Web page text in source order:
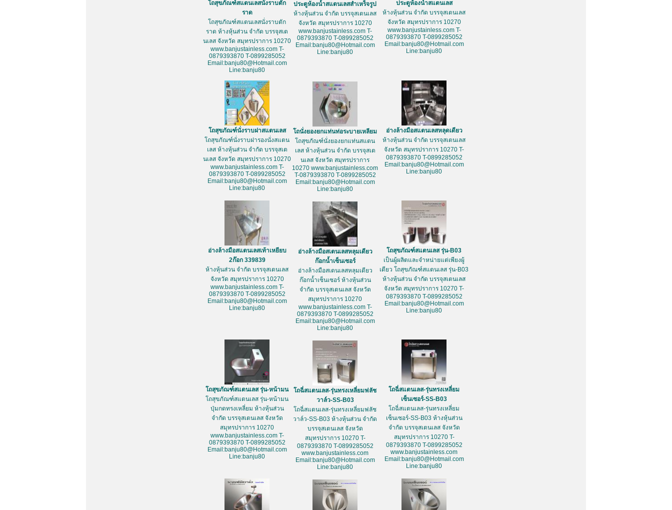
โถสุขภัณฑ์สแตนเลสนั่งราบตัก
ราด
โถสุขภัณฑ์สแตนเลสนั่งราบตัก
ราด ห้างหุ้นส่วน จำกัด บรรจุสเต
นเลส จังหวัด สมุทรปราการ 10270
www.banjustainless.com T-
0879393870 T-0899285052
Email:banju80@Hotmail.com
Line:banju80
ประตูห้องน้ำสแตนเลสสำเหร็จรูป
ห้างหุ้นส่วน จำกัด บรรจุสเตนเลส
จังหวัด สมุทรปราการ 10270
www.banjustainless.com T-
0879393870 T-0899285052
Email:banju80@Hotmail.com
Line:banju80
ประตูห้องน้ำสแตนเลส
ห้างหุ้นส่วน จำกัด บรรจุสเตนเลส
จังหวัด สมุทรปราการ 10270
www.banjustainless.com T-
0879393870 T-0899285052
Email:banju80@Hotmail.com
Line:banju80
โถสุขภัณฑ์นั่งราบฝาสแตนเลส
โถสุขภัณฑ์นั่งราบฝารองนั่งสแตน
เลส ห้างหุ้นส่วน จำกัด บรรจุสเต
นเลส จังหวัด สมุทรปราการ 10270
www.banjustainless.com T-
0879393870 T-0899285052
Email:banju80@Hotmail.com
Line:banju80
โถนั่งยองยกแท่นท่อระบายเหลียม
โถสุขภัณฑ์นั่งยองยกแท่นสแตน
เลส ห้างหุ้นส่วน จำกัด บรรจุสเต
นเลส จังหวัด สมุทรปราการ
10270 www.banjustainless.com
T-0879393870 T-0899285052
Email:banju80@Hotmail.com
Line:banju80
อ่างล้างมือสแตนเลสหลุดเดียว
ห้างหุ้นส่วน จำกัด บรรจุสเตนเลส
จังหวัด สมุทรปราการ 10270 T-
0879393870 T-0899285052
Email:banju80@Hotmail.com
Line:banju80
อ่างล้างมือสแตนเลสเท้าเหยียบ
2ก๊อก 339839
ห้างหุ้นส่วน จำกัด บรรจุสเตนเลส
จังหวัด สมุทรปราการ 10270
www.banjustainless.com T-
0879393870 T-0899285052
Email:banju80@Hotmail.com
Line:banju80
อ่างล้างมือสเตนเลสหลุมเดียว
ก๊อกน้ำเซ็นเซอร์
อ่างล้างมือสเตนเลสหลุมเดียว
ก๊อกน้ำเซ็นเซอร์ ห้างหุ้นส่วน
จำกัด บรรจุสเตนเลส จังหวัด
สมุทรปราการ 10270
www.banjustainless.com T-
0879393870 T-0899285052
Email:banju80@Hotmail.com
Line:banju80
โถสุขภัณฑ์สแตนเลส รุ่น-B03
เป็นผู้ผลิตและจำหน่ายแต่เพียงผู้
เดียว โถสุขภัณฑ์สแตนเลส รุ่น-B03
ห้างหุ้นส่วน จำกัด บรรจุสเตนเลส
จังหวัด สมุทรปราการ 10270 T-
0879393870 T-0899285052
Email:banju80@Hotmail.com
Line:banju80
โถสุขภัณฑ์สแตนเลส รุ่น-หน้ามน
โถสุขภัณฑ์สแตนเลส รุ่น-หน้ามน
ปุ่มกดทรงเหลี่ยม ห้างหุ้นส่วน
จำกัด บรรจุสเตนเลส จังหวัด
สมุทรปราการ 10270
www.banjustainless.com T-
0879393870 T-0899285052
Email:banju80@Hotmail.com
Line:banju80
โถฉี่สแตนเลส-รุ่นทรงเหลี่ยมฟลัช
วาล์ว-SS-B03
โถฉี่สแตนเลส-รุ่นทรงเหลี่ยมฟลัช
วาล์ว-SS-B03 ห้างหุ้นส่วน จำกัด
บรรจุสเตนเลส จังหวัด
สมุทรปราการ 10270 T-
0879393870 T-0899285052
www.banjustainless.com
Email:banju80@Hotmail.com
Line:banju80
โถฉี่สแตนเลส-รุ่นทรงเหลี่ยม
เซ็นเซอร์-SS-B03
โถฉี่สแตนเลส-รุ่นทรงเหลี่ยม
เซ็นเซอร์-SS-B03 ห้างหุ้นส่วน
จำกัด บรรจุสเตนเลส จังหวัด
สมุทรปราการ 10270 T-
0879393870 T-0899285052
www.banjustainless.com
Email:banju80@Hotmail.com
Line:banju80